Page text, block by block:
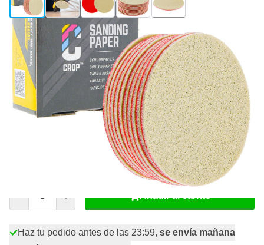
+20
Se envía mañana
Elija un número
1 unidad 11,- €
5 unidades GUARDAR 5% p/ud10,45€
GUARDAR 10% p/ud9,90€
Añadir al carrito
Haz tu pedido antes de las 23:59, se envía mañana